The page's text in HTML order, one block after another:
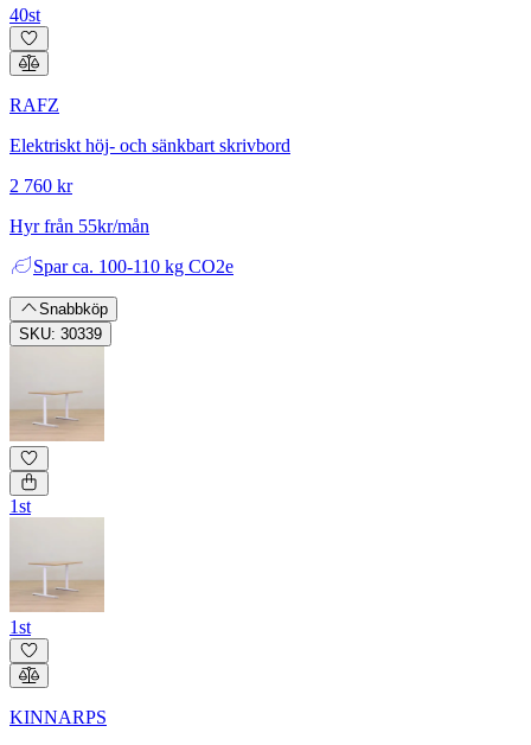
40st
RAFZ
Elektriskt höj- och sänkbart skrivbord
2 760 kr
Hyr från 55kr/mån
Spar ca. 100-110 kg CO2e
Snabbköp
SKU: 30339
1st
1st
KINNARPS